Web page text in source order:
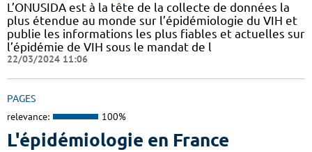
L’ONUSIDA est à la tête de la collecte de données la
plus étendue au monde sur l’épidémiologie du VIH et
publie les informations les plus fiables et actuelles sur
l’épidémie de VIH sous le mandat de l
22/03/2024 11:06
PAGES
relevance: 100%
L'épidémiologie en France